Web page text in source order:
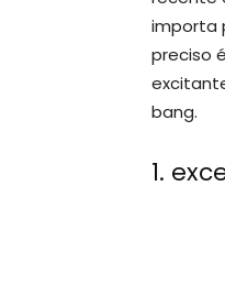
importa
preciso
bang.
1.